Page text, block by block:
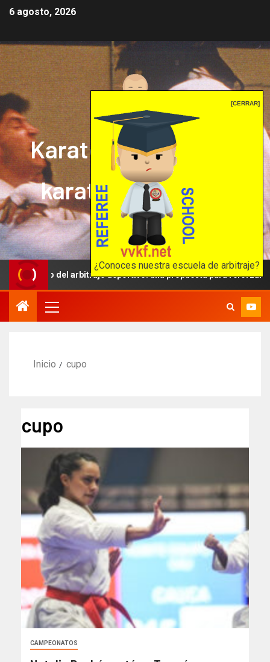
[CERRAR]
¿Conoces nuestra escuela de arbitraje?
6 agosto, 2026
Karate mrprepor: el
karate en internet
El karate en internet
del arbitraje deportivo: una propuesta para reforzar la
Inicio cupo
cupo
CAMPEONATOS